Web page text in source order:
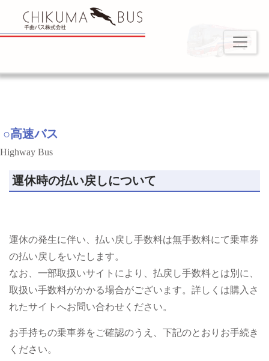
○高速バス
Highway Bus
運休時の払い戻しについて
運休の発生に伴い、払い戻し手数料は無手数料にて乗車券
の払い戻しをいたします。
なお、一部取扱いサイトにより、払戻し手数料とは別に、
取扱い手数料がかかる場合がございます。詳しくは購入さ
れたサイトへお問い合わせください。
お手持ちの乗車券をご確認のうえ、下記のとおりお手続き
ください。